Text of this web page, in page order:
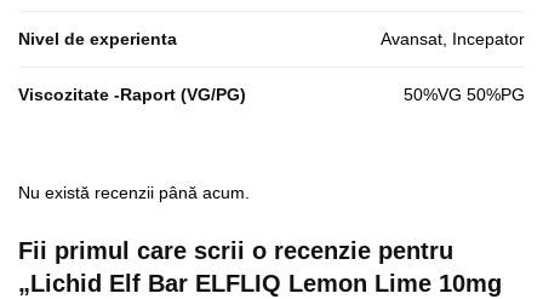
Nivel de experienta Avansat, Incepator
Viscozitate -Raport (VG/PG) 50%VG 50%PG
Nu există recenzii până acum.
Fii primul care scrii o recenzie pentru
„Lichid Elf Bar ELFLIQ Lemon Lime 10mg